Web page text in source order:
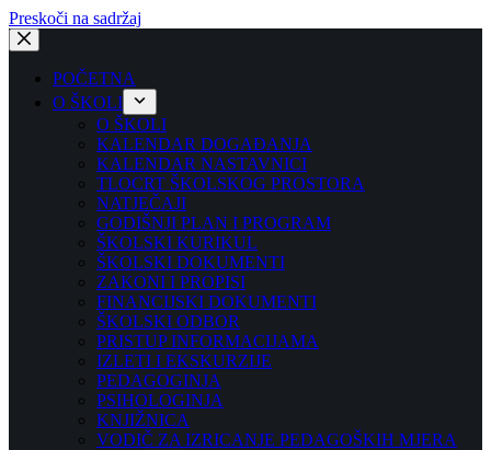
Preskoči na sadržaj
POČETNA
O ŠKOLI
O ŠKOLI
KALENDAR DOGAĐANJA
KALENDAR NASTAVNICI
TLOCRT ŠKOLSKOG PROSTORA
NATJEČAJI
GODIŠNJI PLAN I PROGRAM
ŠKOLSKI KURIKUL
ŠKOLSKI DOKUMENTI
ZAKONI I PROPISI
FINANCIJSKI DOKUMENTI
ŠKOLSKI ODBOR
PRISTUP INFORMACIJAMA
IZLETI I EKSKURZIJE
PEDAGOGINJA
PSIHOLOGINJA
KNJIŽNICA
VODIČ ZA IZRICANJE PEDAGOŠKIH MJERA